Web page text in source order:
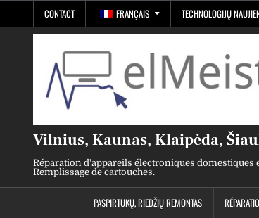
CONTACT FRANÇAIS TECHNOLOGIJŲ
Vilnius, Kaunas, Klaipėda,
Réparation d'appareils électroniques domestiques
Remplissage de cartouches.
PASPIRTUKŲ, RIEDŽIŲ REMONTAS